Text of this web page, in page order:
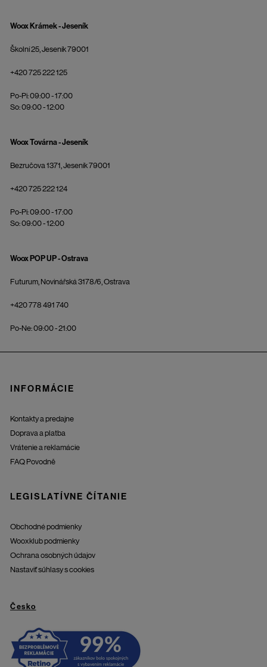
Woox Krámek - Jeseník
Školní 25, Jeseník 79001
+420 725 222 125
Po-Pi: 09:00 - 17:00
So: 09:00 - 12:00
Woox Továrna - Jeseník
Bezručova 1371, Jeseník 79001
+420 725 222 124
Po-Pi: 09:00 - 17:00
So: 09:00 - 12:00
Woox POP UP - Ostrava
Futurum, Novinářská 3178/6, Ostrava
+420 778 491 740
Po-Ne: 09:00 - 21:00
INFORMÁCIE
Kontakty a predajne
Doprava a platba
Vrátenie a reklamácie
FAQ Povodně
LEGISLATÍVNE ČÍTANIE
Obchodné podmienky
Wooxklub podmienky
Ochrana osobných údajov
Nastaviť súhlasy s cookies
Česko